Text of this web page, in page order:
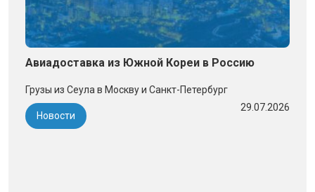
Авиадоставка из Южной Кореи в Россию
Грузы из Сеула в Москву и Санкт-Петербург
Новости
29.07.2026